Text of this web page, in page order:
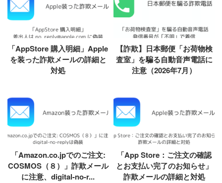
「AppStore 購入明細」Apple
を装った詐欺メールの詳細と
対処
【詐欺】日本郵便「お荷物検
査室」を騙る自動音声電話に
注意（2026年7月）
「Amazon.co.jpでのご注文:
COSMOS（８）」詐欺メール
に注意、digital-no-r...
「App Store：ご注文の確認
とお支払い完了のお知らせ」
詐欺メールの詳細と対処